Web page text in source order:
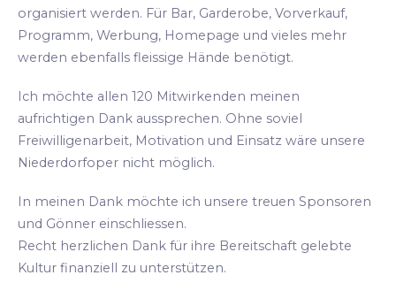
organisiert werden. Für Bar, Garderobe, Vorverkauf,
Programm, Werbung, Homepage und vieles mehr
werden ebenfalls fleissige Hände benötigt.
Ich möchte allen 120 Mitwirkenden meinen
aufrichtigen Dank aussprechen. Ohne soviel
Freiwilligenarbeit, Motivation und Einsatz wäre unsere
Niederdorfoper nicht möglich.
In meinen Dank möchte ich unsere treuen Sponsoren
und Gönner einschliessen.
Recht herzlichen Dank für ihre Bereitschaft gelebte
Kultur finanziell zu unterstützen.